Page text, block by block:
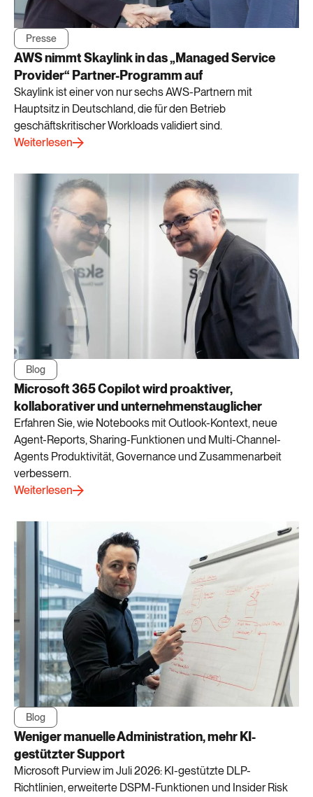
Presse
AWS nimmt Skaylink in das „Managed Service
Provider“ Partner-Programm auf
Skaylink ist einer von nur sechs AWS-Partnern mit
Hauptsitz in Deutschland, die für den Betrieb
geschäftskritischer Workloads validiert sind.
Weiterlesen
Blog
Microsoft 365 Copilot wird proaktiver,
kollaborativer und unternehmenstauglicher
Erfahren Sie, wie Notebooks mit Outlook-Kontext, neue
Agent-Reports, Sharing-Funktionen und Multi-Channel-
Agents Produktivität, Governance und Zusammenarbeit
verbessern.
Weiterlesen
Blog
Weniger manuelle Administration, mehr KI-
gestützter Support
Microsoft Purview im Juli 2026: KI-gestützte DLP-
Richtlinien, erweiterte DSPM-Funktionen und Insider Risk